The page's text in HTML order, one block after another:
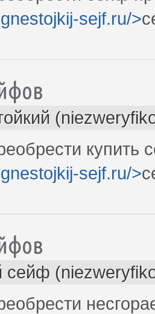
sejf.ru/>
купить
sejf.ru/>
сейф